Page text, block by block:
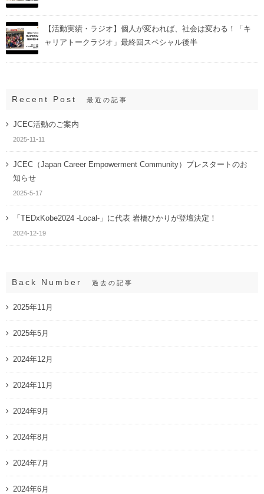
【活動実績・ラジオ】個人が変われば、社会は変わる！「キ
ャリアトークラジオ」最終回スペシャル後半
Recent Post 最近の記事
JCEC活動のご案内
2025-11-11
JCEC（Japan Career Empowerment Community）プレスタートのお
知らせ
2025-5-17
「TEDxKobe2024 -Local-」に代表 岩橋ひかりが登壇決定！
2024-12-19
Back Number 過去の記事
2025年11月
2025年5月
2024年12月
2024年11月
2024年9月
2024年8月
2024年7月
2024年6月